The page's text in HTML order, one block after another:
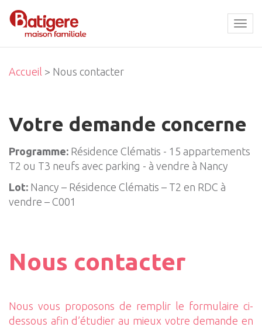
Accueil > Nous contacter
Votre demande concerne
Programme: Résidence Clématis - 15 appartements
T2 ou T3 neufs avec parking - à vendre à Nancy
Lot: Nancy – Résidence Clématis – T2 en RDC à
vendre – C001
Nous contacter
Nous vous proposons de remplir le formulaire ci-
dessous afin d’étudier au mieux votre demande en